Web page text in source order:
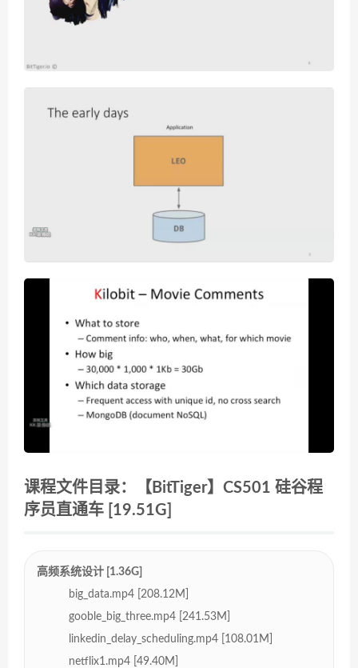
课程文件目录：【BitTiger】CS501 硅谷程
序员直通车 [19.51G]
高频系统设计 [1.36G]
big_data.mp4 [208.12M]
gooble_big_three.mp4 [241.53M]
linkedin_delay_scheduling.mp4 [108.01M]
netflix1.mp4 [49.40M]